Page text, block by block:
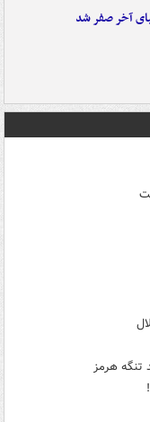
آخر صفر شد
تنگه هرمز